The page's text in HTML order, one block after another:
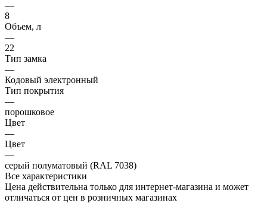
—
8
Объем, л
—
22
Тип замка
—
Кодовый электронный
Тип покрытия
—
порошковое
Цвет
—
Цвет
—
серый полуматовый (RAL 7038)
Все характеристики
Цена действительна только для интернет-магазина и может
отличаться от цен в розничных магазинах